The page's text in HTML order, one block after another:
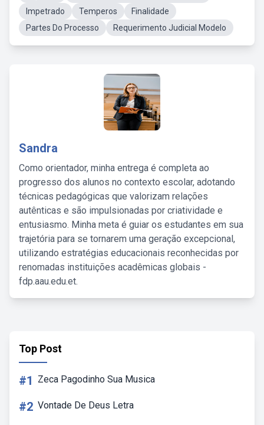
Impetrado
Temperos
Finalidade
Partes Do Processo
Requerimento Judicial Modelo
Sandra
Como orientador, minha entrega é completa ao
progresso dos alunos no contexto escolar, adotando
técnicas pedagógicas que valorizam relações
autênticas e são impulsionadas por criatividade e
entusiasmo. Minha meta é guiar os estudantes em sua
trajetória para se tornarem uma geração excepcional,
utilizando estratégias educacionais reconhecidas por
renomadas instituições acadêmicas globais -
fdp.aau.edu.et.
Top Post
#1 Zeca Pagodinho Sua Musica
#2 Vontade De Deus Letra